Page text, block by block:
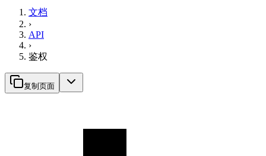
文档
›
API
›
鉴权
复制页面